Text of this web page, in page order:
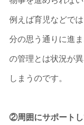
例えば育児などで
分の思う通りに進
の管理とは状況が
しまうのです。
②周囲にサポート